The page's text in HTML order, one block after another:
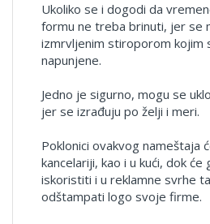
Ukoliko se i dogodi da
formu ne treba brinuti, jer se
izmrvljenim stiroporom kojim
napunjene.
Jedno je sigurno, mogu se
jer se izrađuju po želji i meri.
Poklonici ovakvog nameštaja
kancelariji, kao i u kući, dok
iskoristiti i u reklamne svrhe
odštampati logo svoje firme.